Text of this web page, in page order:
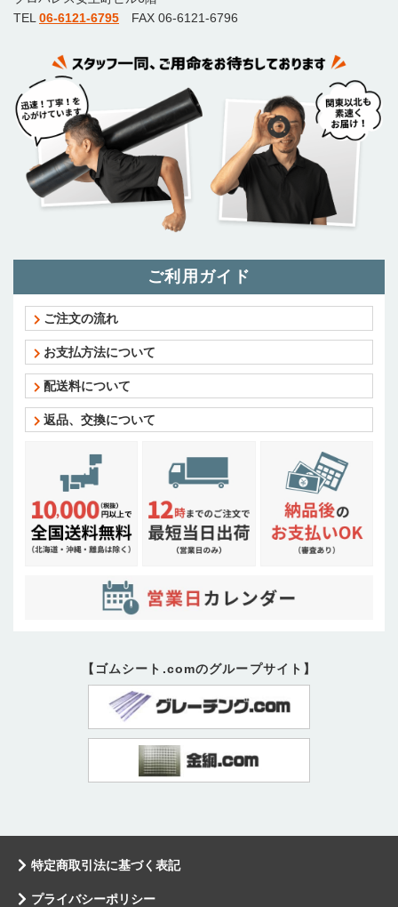
TEL 06-6121-6795 FAX 06-6121-6796
ご利用ガイド
ご注文の流れ
お支払方法について
配送料について
返品、交換について
【ゴムシート.comのグループサイト】
特定商取引法に基づく表記
プライバシーポリシー